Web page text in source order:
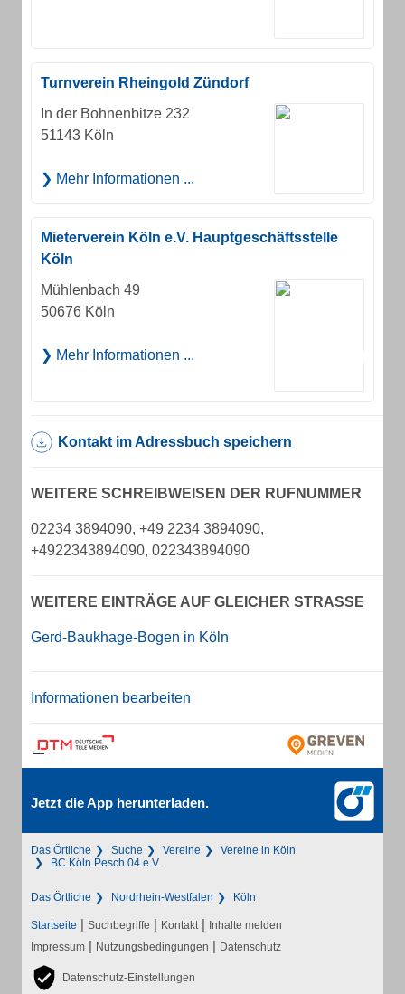
Turnverein Rheingold Zündorf
In der Bohnenbitze 232
51143 Köln
Mehr Informationen ...
Mieterverein Köln e.V. Hauptgeschäftsstelle
Köln
Mühlenbach 49
50676 Köln
Mehr Informationen ...
Kontakt im Adressbuch speichern
WEITERE SCHREIBWEISEN DER RUFNUMMER
02234 3894090, +49 2234 3894090,
+4922343894090, 022343894090
WEITERE EINTRÄGE AUF GLEICHER STRASSE
Gerd-Baukhage-Bogen in Köln
Informationen bearbeiten
Jetzt die App herunterladen.
Das Örtliche Suche Vereine
Vereine in Köln
BC Köln Pesch 04 e.V.
Das Örtliche Nordrhein-Westfalen Köln
Startseite | Suchbegriffe | Kontakt | Inhalte melden
Impressum | Nutzungsbedingungen | Datenschutz
Datenschutz-Einstellungen